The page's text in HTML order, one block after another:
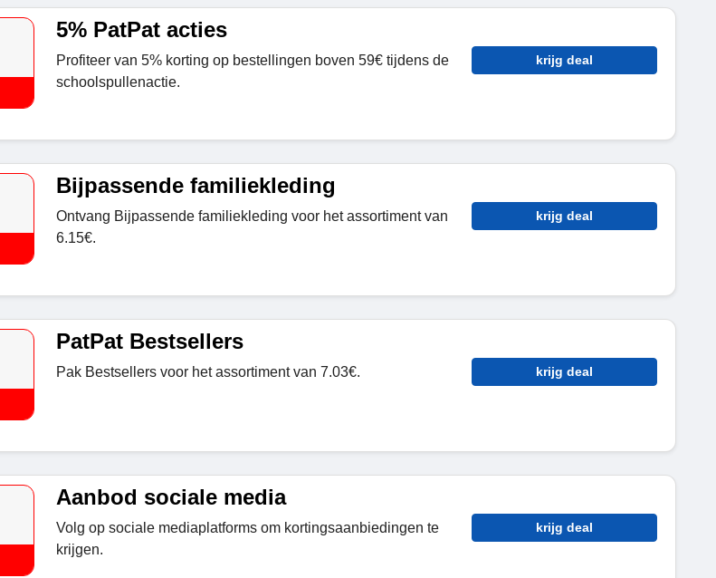
5% PatPat acties
Profiteer van 5% korting op bestellingen boven 59€ tijdens de
schoolspullenactie.
krijg deal
Bijpassende familiekleding
Ontvang Bijpassende familiekleding voor het assortiment van
6.15€.
krijg deal
PatPat Bestsellers
Pak Bestsellers voor het assortiment van 7.03€. krijg deal
Aanbod sociale media
Volg op sociale mediaplatforms om kortingsaanbiedingen te
krijgen.
krijg deal